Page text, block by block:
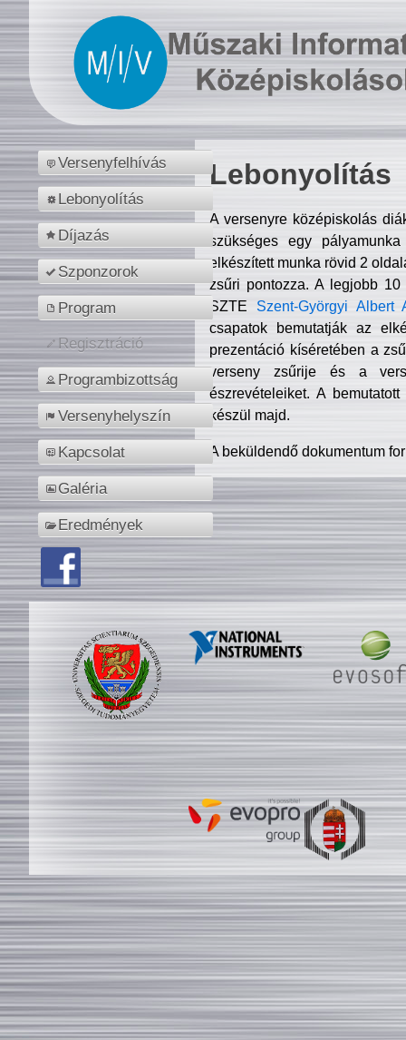
Versenyfelhívás
Lebonyolítás
Díjazás
Szponzorok
Program
Regisztráció
Programbizottság
Versenyhelyszín
Kapcsolat
Galéria
Eredmények
Lebonyolítás
A versenyre középiskolás
szükséges egy
elkészített munka rövid 2
zsűri pontozza. A legjobb
SZTE Szent-Györgyi Albert
csapatok bemutatják az
prezentáció kíséretében a
verseny zsűrije és a
észrevételeiket. A
készül majd.
A beküldendő dokumentum